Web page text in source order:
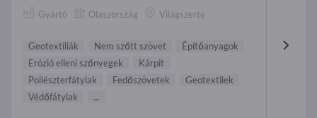
Gyártó Olaszország Világszerte
Geotextíliák Nem szőtt szövet
Építőanyagok
Erózió elleni szőnyegek
Kárpit
Poliészterfátylak
Fedőszövetek
Geotextilek
Védőfátylak
...